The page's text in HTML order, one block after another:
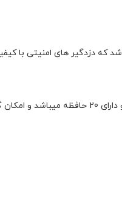
جنس بدنه این محصول از پلاستیک است دارای ابعاد 10*24*30 سانتی متر و وزن